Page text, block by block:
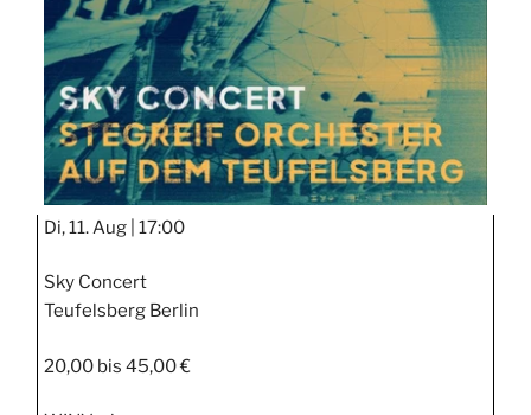
Di, 11. Aug | 17:00
Sky Concert
Teufelsberg Berlin
20,00 bis 45,00 €